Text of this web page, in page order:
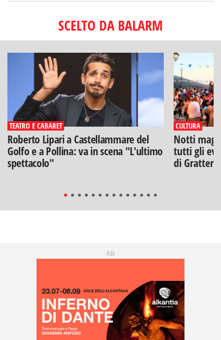
SCELTO DA BALARM
TEATRO E CABARET
Roberto Lipari a Castellammare del
Golfo e a Pollina: va in scena "L'ultimo
spettacolo"
CULTURA
Notti
tutti gli
di Gratteri
Adv